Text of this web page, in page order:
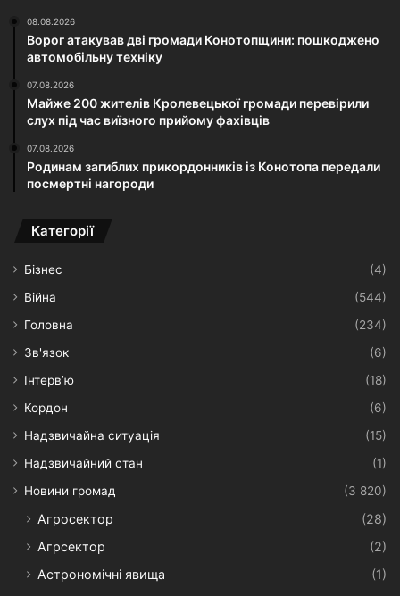
08.08.2026
Ворог атакував дві громади Конотопщини: пошкоджено
автомобільну техніку
07.08.2026
Майже 200 жителів Кролевецької громади перевірили
слух під час виїзного прийому фахівців
07.08.2026
Родинам загиблих прикордонників із Конотопа передали
посмертні нагороди
Категорії
Бізнес
(4)
Війна
(544)
Головна
(234)
Зв'язок
(6)
Інтерв’ю
(18)
Кордон
(6)
Надзвичайна ситуація
(15)
Надзвичайний стан
(1)
Новини громад
(3 820)
Агросектор
(28)
Агрсектор
(2)
Астрономічні явища
(1)